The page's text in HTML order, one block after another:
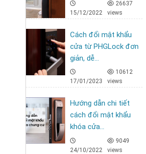
15/12/2022
26637
views
Cách đổi mật khẩu
cửa từ PHGLock đơn
giản, dễ...
17/01/2023
10612
views
Hướng dẫn chi tiết
cách đổi mật khẩu
khóa cửa...
24/10/2022
9049
views